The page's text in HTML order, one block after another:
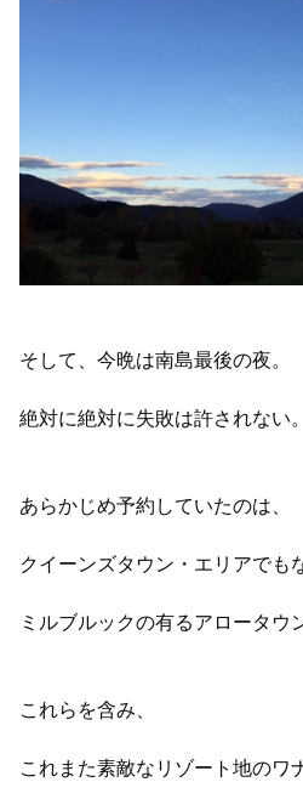
そして、今晩は南島最後の夜。
絶対に絶対に失敗は許されない
あらかじめ予約していたのは、
クイーンズタウン・エリアでも
ミルブルックの有るアロータウ
これらを含み、
これまた素敵なリゾート地のワ